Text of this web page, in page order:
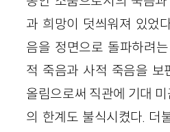
과 희망이 덧씌워져 있었
음을 정면으로 돌파하려
적 죽음과 사적 죽음을 보
올림으로써 직관에 기대
의 한계도 불식시켰다. 더